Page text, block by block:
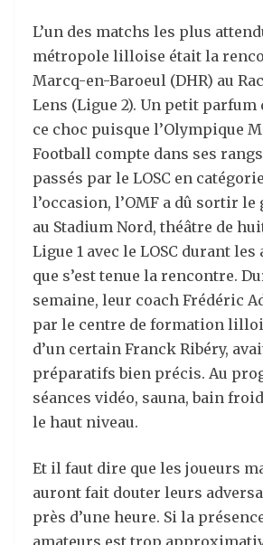
L’un des matchs les plus
métropole lilloise était la
Marcq-en-Baroeul (DHR) au
Lens (Ligue 2). Un petit parfum
ce choc puisque l’Olympique
Football compte dans ses
passés par le LOSC en
l’occasion, l’OMF a dû sortir le
au Stadium Nord, théâtre de
Ligue 1 avec le LOSC durant les
que s’est tenue la rencontre.
semaine, leur coach Frédéric
par le centre de formation
d’un certain Franck Ribéry,
préparatifs bien précis. Au
séances vidéo, sauna, bain
le haut niveau.
Et il faut dire que les joueurs
auront fait douter leurs
près d’une heure. Si la
amateurs est trop